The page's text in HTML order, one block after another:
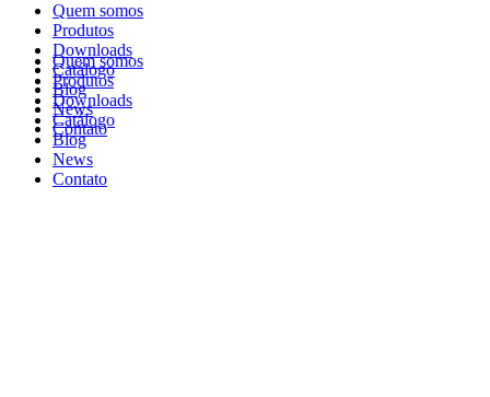
Quem somos
Produtos
Downloads
Catálogo
Blog
News
Contato
Quem somos
Produtos
Downloads
Catálogo
Blog
News
Contato